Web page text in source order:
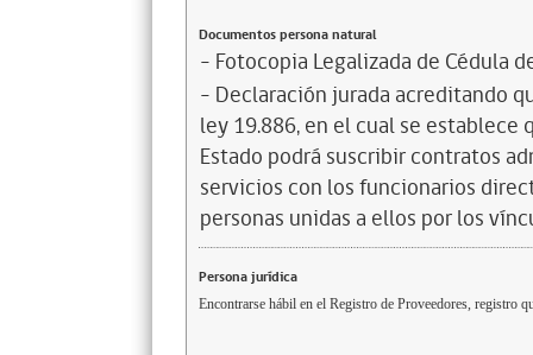
Documentos persona natural
- Fotocopia Legalizada de Cédula
- Declaración jurada acreditando
ley 19.886, en el cual se
Estado podrá suscribir contratos
servicios con los funcionarios
personas unidas a ellos por los
Persona jurídica
Encontrarse hábil en el Registro de Proveedores, registro